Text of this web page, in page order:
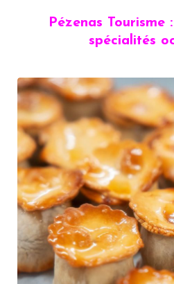
Pézenas Tourisme
spécialités